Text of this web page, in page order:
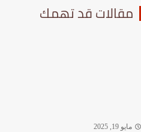
قد تهمك
19, 2025